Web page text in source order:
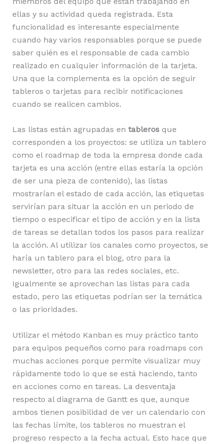
ellas y su actividad queda registrada. Esta
funcionalidad es interesante especialmente
cuando hay varios responsables porque se puede
saber quién es el responsable de cada cambio
realizado en cualquier información de la tarjeta.
Una que la complementa es la opción de seguir
tableros o tarjetas para recibir notificaciones
cuando se realicen cambios.
Las listas están agrupadas en tablerosque
corresponden a los proyectos: se utiliza un tablero
como el roadmap de toda la empresa donde cada
tarjeta es una acción (entre ellas estaría la opción
de ser una pieza de contenido), las listas
mostrarían el estado de cada acción, las etiquetas
servirían para situar la acción en un periodo de
tiempo o especificar el tipo de acción y en la lista
de tareas se detallan todos los pasos para realizar
la acción. Al utilizar los canales como proyectos, se
haría un tablero para el blog, otro para la
newsletter, otro para las redes sociales, etc.
Igualmente se aprovechan las listas para cada
estado, pero las etiquetas podrían ser la temática
o las prioridades.
Utilizar el método Kanban es muy práctico tanto
para equipos pequeños como para roadmaps con
muchas acciones porque permite visualizar muy
rápidamente todo lo que se está haciendo, tanto
en acciones como en tareas. La desventaja
respecto al diagrama de Gantt es que, aunque
ambos tienen posibilidad de ver un calendario con
las fechas límite, los tableros no muestran el
progreso respecto a la fecha actual. Esto hace que